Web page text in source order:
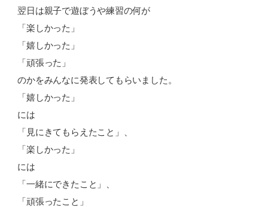
翌日は親子で遊ぼうや練習の何が
「楽しかった」
「嬉しかった」
「頑張った」
のかをみんなに発表してもらいました。
「嬉しかった」
には
「見にきてもらえたこと」、
「楽しかった」
には
「一緒にできたこと」、
「頑張ったこと」